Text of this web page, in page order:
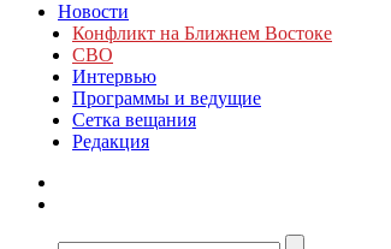
Новости
Конфликт на Ближнем Востоке
СВО
Интервью
Программы и ведущие
Сетка вещания
Редакция